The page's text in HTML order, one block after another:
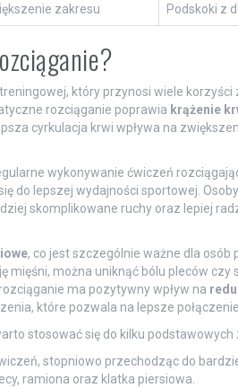
zakresu Podskoki z
który przynosi wiele korzyści
rozciąganie poprawia krążenie
cyrkulacja krwi wpływa na
wykonywanie ćwiczeń
do lepszej wydajności sportowej.
skomplikowane ruchy oraz lepiej
, co jest szczególnie ważne dla osób
mięśni, można uniknąć bólu pleców
ma pozytywny wpływ na
które pozwala na lepsze połączenie
stosować się do kilku podstawowych
stopniowo przechodząc do
ramiona oraz klatka piersiowa.